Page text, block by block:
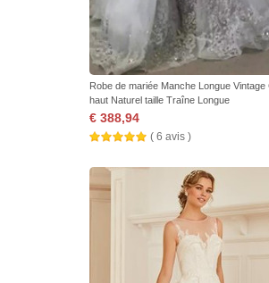
Robe de mariée Manche Longue Vintage
haut Naturel taille Traîne Longue
€ 388,94
( 6 avis )